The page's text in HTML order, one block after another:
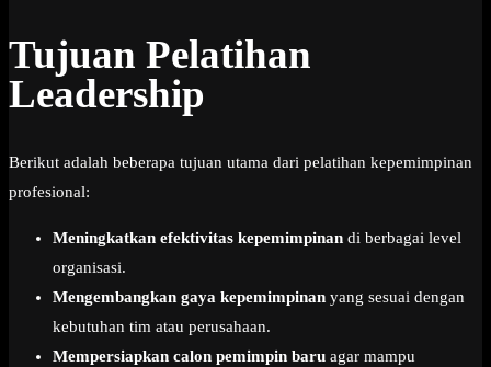
Tujuan Pelatihan
Leadership
Berikut adalah beberapa tujuan utama dari pelatihan kepemimpinan
profesional:
Meningkatkan efektivitas kepemimpinan di berbagai level
organisasi.
Mengembangkan gaya kepemimpinan yang sesuai dengan
kebutuhan tim atau perusahaan.
Mempersiapkan calon pemimpin baru agar mampu